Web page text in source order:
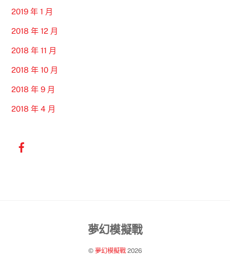
2019 年 1 月
2018 年 12 月
2018 年 11 月
2018 年 10 月
2018 年 9 月
2018 年 4 月
Back
Top
夢幻模擬戰
© 夢幻模擬戰2026